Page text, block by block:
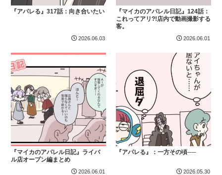
『アパレる』317話：向き合いたい
2026.06.03
『マイカのアパレル日記』124話：
これってアリ?!店内で動画撮影する
客。
2026.06.01
『マイカのアパレル日記』ライバ
ル店オープン編まとめ
2026.06.01
『アパレる』：一方その頃──
2026.05.30